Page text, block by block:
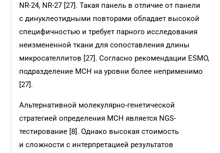
NR-24, NR-27 [27]. Такая панель в отличие от панели
с динуклеотидными повторами обладает высокой
специфичностью и требует парного исследования
неизмененной ткани для сопоставления длины
микросателлитов [27]. Согласно рекомендации ESMO,
подразделение МСН на уровни более неприменимо
[27].
Альтернативной молекулярно-генетической
стратегией определения МСН является NGS-
тестирование [8]. Однако высокая стоимость
и сложности с интерпретацией результатов